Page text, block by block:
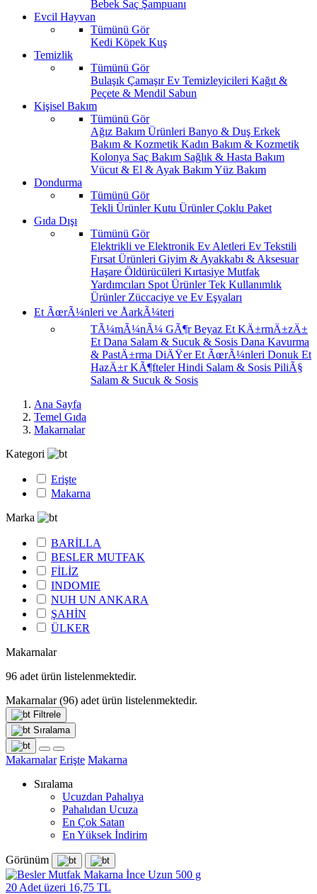
Bebek Saç Şampuanı
Evcil Hayvan
Tümünü Gör
Kedi Köpek Kuş
Temizlik
Tümünü Gör
Bulaşık ÇamaşırEv Temizleyicileri Kağıt &
Peçete & Mendil Sabun
Kişisel Bakım
Tümünü Gör
Ağız Bakım Ürünleri Banyo & Duş Erkek
Bakım & Kozmetik Kadın Bakım & Kozmetik
Kolonya Saç Bakım Sağlık & Hasta Bakım
Vücut & El & Ayak BakımYüz Bakım
Dondurma
Tümünü Gör
Tekli ÜrünlerKutu ÜrünlerÇoklu Paket
Gıda Dışı
Tümünü Gör
Elektrikli ve Elektronik Ev Aletleri Ev Tekstili
Fırsat Ürünleri Giyim & Ayakkabı & Aksesuar
Haşare Öldürücüleri Kırtasiye Mutfak
Yardımcıları Spot ÜrünlerTek Kullanımlık
Ürünler Züccaciye ve Ev Eşyaları
Et ÃœrÃ¼nleri ve ÅarkÃ¼teri
TÃ¼mÃ¼nÃ¼ GÃ¶rBeyaz Et KÄ±rmÄ±zÄ±
Et Dana Salam & Sucuk & Sosis Dana Kavurma
& PastÄ±rma DiÄŸer Et ÃœrÃ¼nleri Donuk Et
HazÄ±r KÃ¶ftelerHindi Salam & Sosis PiliÃ§
Salam & Sucuk & Sosis
Ana Sayfa
Temel Gıda
Makarnalar
Kategori
Erişte
Makarna
Marka
BARİLLA
BESLER MUTFAK
FİLİZ
INDOMIE
NUH UN ANKARA
ŞAHİN
ÜLKER
Makarnalar
96 adet ürün listelenmektedir.
Makarnalar (96) adet ürün listelenmektedir.
Filtrele
Sıralama
Makarnalar Erişte Makarna
Sıralama
Ucuzdan Pahalıya
Pahalıdan Ucuza
En Çok Satan
En Yüksek İndirim
Görünüm
20 Adet üzeri 16,75 TL